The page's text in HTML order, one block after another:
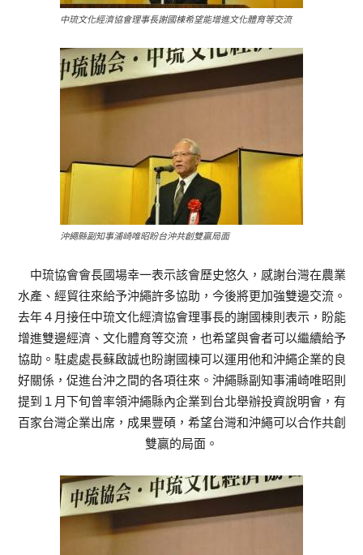
中琉文化經濟協會理事長謝國棟希望能增進文化體育等交流
沖繩縣副知事浦崎唯昭盼台沖共創雙贏局面
中琉協會會長國場幸一表示該會歷史悠久，感謝台灣在農業
水產、經貿往來給予沖繩許多協助，今後將更加強雙邊交流。
去年４月接任中琉文化經濟協會理事長的謝國棟則表示，盼能
增進雙邊經濟、文化體育等交流，也希望與會者可以繼續給予
協助。駐處處長蘇啟誠也盼謝國棟可以運用他和沖繩企業的良
好關係，促進台沖之間的各項往來。沖繩縣副知事浦崎唯昭則
提到１月下旬曾率領沖繩縣內企業到台北舉辦投資說明會，有
百家台灣企業出席，成果豐碩，希望台灣和沖繩可以合作共創
雙贏的局面。